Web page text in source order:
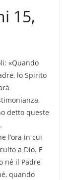
15,
«Quando
lo Spirito
detto queste
l’ora in cui
a Dio. E
né il Padre
quando